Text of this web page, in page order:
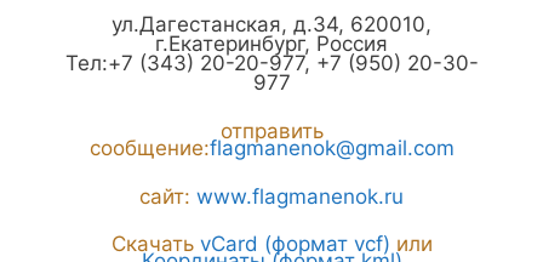
ул.Дагестанская, д.34, 620010,
г.Екатеринбург, Россия
Тел:+7 (343) 20-20-977, +7 (950) 20-30-
977
отправить
сообщение:flagmanenok@gmail.com
сайт: www.flagmanenok.ru
Скачать vCard (формат vcf) или